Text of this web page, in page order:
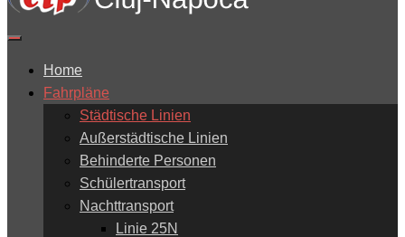
Home
Fahrpläne
Städtische Linien
Außerstädtische Linien
Behinderte Personen
Schülertransport
Nachttransport
Linie 25N